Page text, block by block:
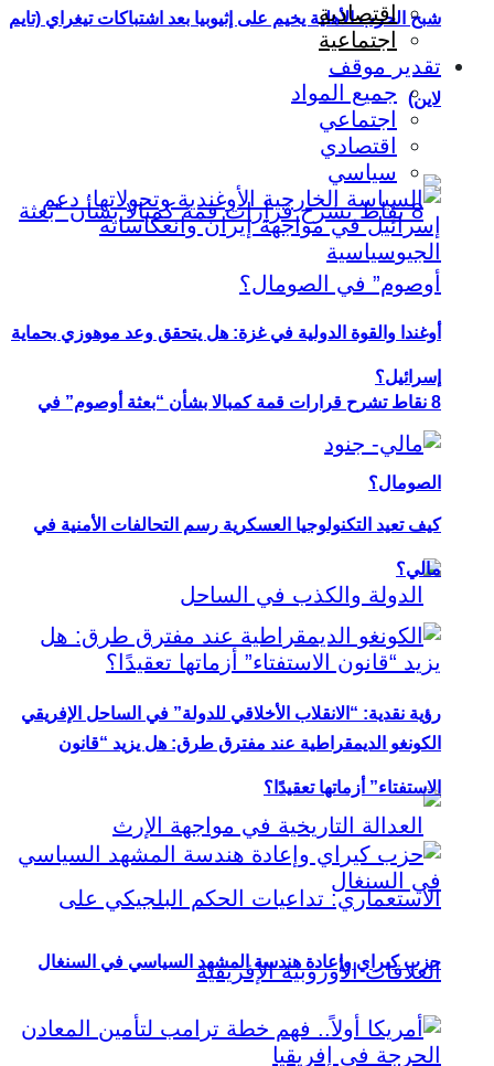
شبح الحرب الأهلية يخيم على إثيوبيا بعد اشتباكات تيغراي (تايم
لاين)
8 نقاط تشرح قرارات قمة كمبالا بشأن “بعثة أوصوم” في
الصومال؟
رؤية نقدية: “الانقلاب الأخلاقي للدولة” في الساحل الإفريقي
اقتصادية
اجتماعية
تقدير موقف
جميع المواد
اجتماعي
اقتصادي
سياسي
أوغندا والقوة الدولية في غزة: هل يتحقق وعد موهوزي بحماية
إسرائيل؟
كيف تعيد التكنولوجيا العسكرية رسم التحالفات الأمنية في
مالي؟
الكونغو الديمقراطية عند مفترق طرق: هل يزيد “قانون
الاستفتاء” أزماتها تعقيدًا؟
حزب كيراي وإعادة هندسة المشهد السياسي في السنغال